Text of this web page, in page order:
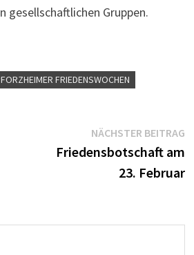
gesellschaftlichen Gruppen.
FRIEDENSWOCHEN
NÄCHSTER BEITRAG
Friedensbotschaft am
23. Februar